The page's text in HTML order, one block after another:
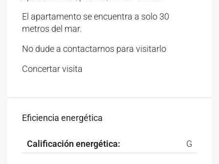
El apartamento se encuentra a solo 30
metros del mar.
No dude a contactarnos para visitarlo
Concertar visita
Eficiencia energética
Calificación energética: G